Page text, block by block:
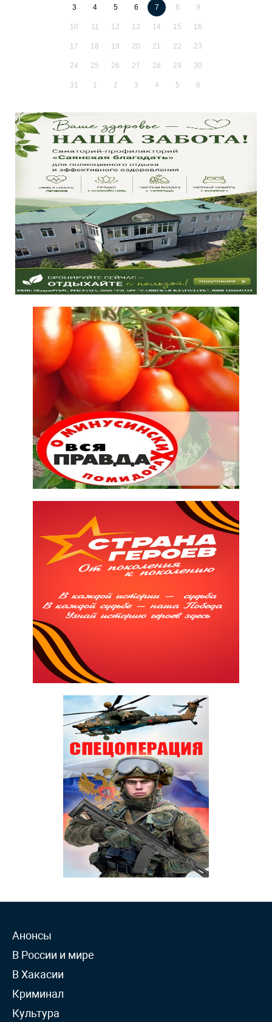
3 4 5 6 7 8 9
10 11 12 13 14 15 16
17 18 19 20 21 22 23
24 25 26 27 28 29 30
31 1 2 3 4 5 6
Анонсы
В России и мире
В Хакасии
Криминал
Культура